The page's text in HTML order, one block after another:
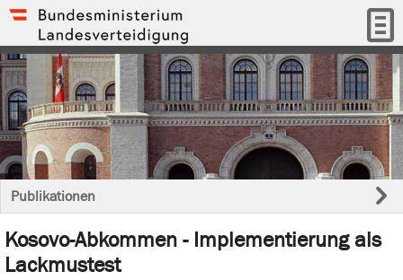
Publikationen
Kosovo-Abkommen - Implementierung als
Lackmustest